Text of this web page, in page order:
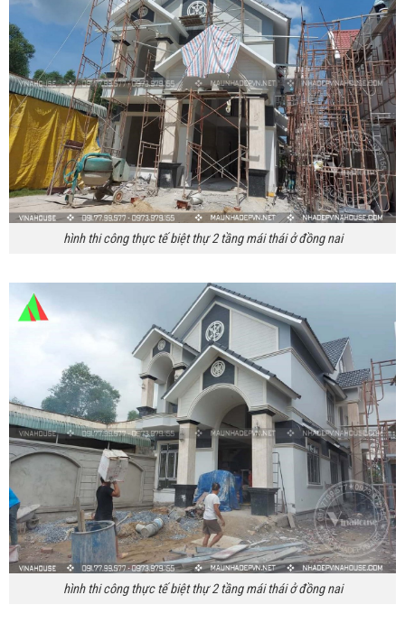
hình thi công thực tế biệt thự 2 tầng mái thái ở đồng nai
hình thi công thực tế biệt thự 2 tầng mái thái ở đồng nai